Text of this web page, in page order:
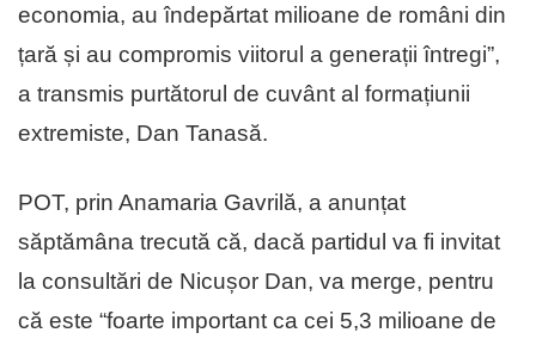
economia, au îndepărtat milioane de români din
țară și au compromis viitorul a generații întregi”,
a transmis purtătorul de cuvânt al formațiunii
extremiste, Dan Tanasă.
POT, prin Anamaria Gavrilă, a anunțat
săptămâna trecută că, dacă partidul va fi invitat
la consultări de Nicușor Dan, va merge, pentru
că este “foarte important ca cei 5,3 milioane de